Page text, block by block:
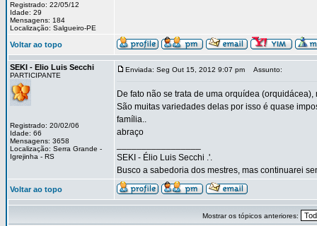
Registrado: 22/05/12
Idade: 29
Mensagens: 184
Localização: Salgueiro-PE
Voltar ao topo
SEKI - Elio Luis Secchi
PARTICIPANTE
Registrado: 20/02/06
Idade: 66
Mensagens: 3658
Localização: Serra Grande -
Igrejinha - RS
Enviada: Seg Out 15, 2012 9:07 pm Assunto:
De fato não se trata de uma orquídea
São muitas variedades delas por isso é quase
família..
abraço
SEKI - Élio Luis Secchi .'.
Busco a sabedoria dos mestres, mas continuarei
Voltar ao topo
Mostrar os tópicos anteriores: